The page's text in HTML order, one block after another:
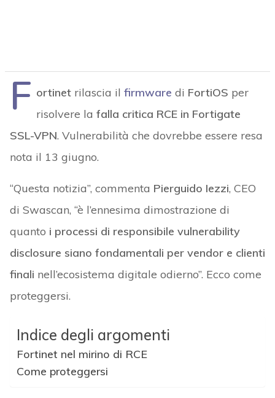
F ortinetrilascia il firmware di FortiOS per
risolvere la falla critica RCE in Fortigate
SSL-VPN. Vulnerabilità che dovrebbe essere resa
nota il 13 giugno.
“Questa notizia”, commenta Pierguido Iezzi, CEO
di Swascan, “è l’ennesima dimostrazione di
quanto i processi di responsibile vulnerability
disclosure siano fondamentali per vendor e clienti
finali nell’ecosistema digitale odierno”. Ecco come
proteggersi.
Indice degli argomenti
Fortinet nel mirino di RCE
Come proteggersi